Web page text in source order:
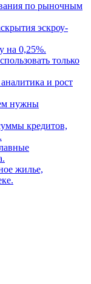
по рыночным
эскроу-
на 0,25%.
только
и рост
нужны
кредитов,
жилье,